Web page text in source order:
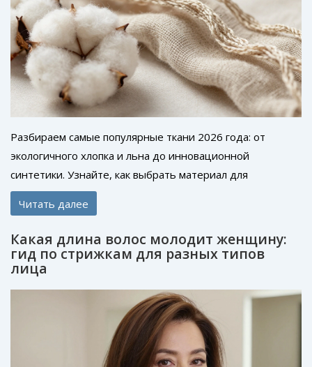
Разбираем самые популярные ткани 2026 года: от
экологичного хлопка и льна до инновационной
синтетики. Узнайте, как выбрать материал для
идеального гардероба.
Читать далее
Какая длина волос молодит женщину:
гид по стрижкам для разных типов
лица